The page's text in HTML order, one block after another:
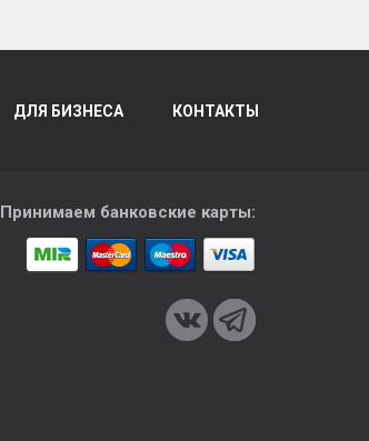
ДЛЯ БИЗНЕСА КОНТАКТЫ
Принимаем банковские карты: